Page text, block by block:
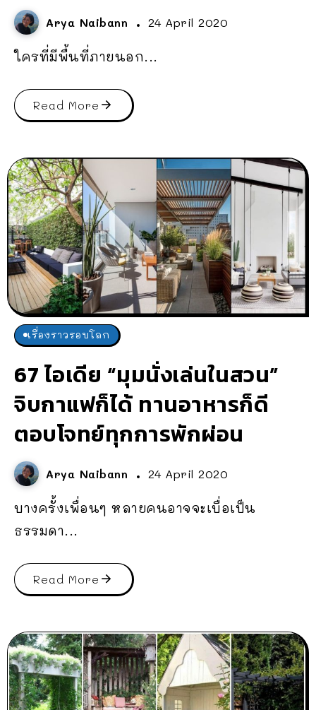
Arya Naibann 24 April 2020
ใครที่มีพื้นที่ภายนอก...
Read More
เรื่องราวรอบโลก
67 ไอเดีย “มุมนั่งเล่นในสวน”
จิบกาแฟก็ได้ ทานอาหารก็ดี
ตอบโจทย์ทุกการพักผ่อน
Arya Naibann 24 April 2020
บางครั้งเพื่อนๆ หลายคนอาจจะเบื่อเป็น
ธรรมดา...
Read More